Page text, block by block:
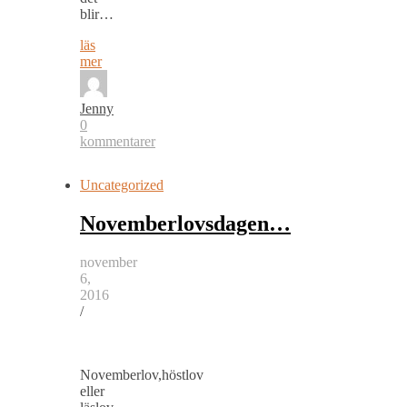
blir…
läs
mer
Jenny
0
kommentarer
Uncategorized
Novemberlovsdagen…
november
6,
2016
/
Novemberlov,höstlov
eller